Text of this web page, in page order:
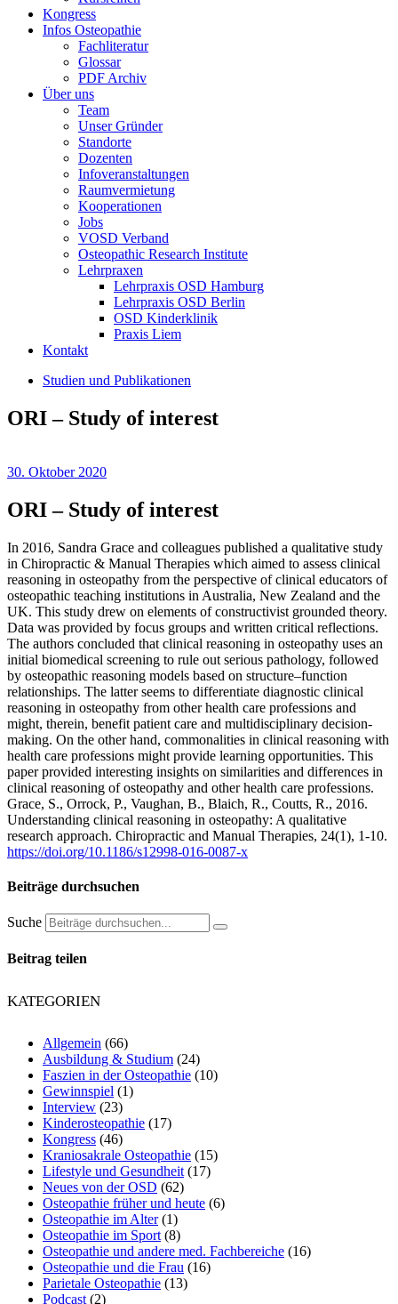
Kongress
Infos Osteopathie
Fachliteratur
Glossar
PDF Archiv
Über uns
Team
Unser Gründer
Standorte
Dozenten
Infoveranstaltungen
Raumvermietung
Kooperationen
Jobs
VOSD Verband
Osteopathic Research Institute
Lehrpraxen
Lehrpraxis OSD Hamburg
Lehrpraxis OSD Berlin
OSD Kinderklinik
Praxis Liem
Kontakt
Studien und Publikationen
ORI – Study of interest
30. Oktober 2020
ORI – Study of interest
In 2016, Sandra Grace and colleagues published a qualitative study
in Chiropractic & Manual Therapies which aimed to assess clinical
reasoning in osteopathy from the perspective of clinical educators of
osteopathic teaching institutions in Australia, New Zealand and the
UK. This study drew on elements of constructivist grounded theory.
Data was provided by focus groups and written critical reflections.
The authors concluded that clinical reasoning in osteopathy uses an
initial biomedical screening to rule out serious pathology, followed
by osteopathic reasoning models based on structure–function
relationships. The latter seems to differentiate diagnostic clinical
reasoning in osteopathy from other health care professions and
might, therein, benefit patient care and multidisciplinary decision-
making. On the other hand, commonalities in clinical reasoning with
health care professions might provide learning opportunities. This
paper provided interesting insights on similarities and differences in
clinical reasoning of osteopathy and other health care professions.
Grace, S., Orrock, P., Vaughan, B., Blaich, R., Coutts, R., 2016.
Understanding clinical reasoning in osteopathy: A qualitative
research approach. Chiropractic and Manual Therapies, 24(1), 1-10.
https://doi.org/10.1186/s12998-016-0087-x
Beiträge durchsuchen
Suche
Beitrag teilen
KATEGORIEN
Allgemein (66)
Ausbildung & Studium (24)
Faszien in der Osteopathie (10)
Gewinnspiel (1)
Interview (23)
Kinderosteopathie (17)
Kongress (46)
Kraniosakrale Osteopathie (15)
Lifestyle und Gesundheit (17)
Neues von der OSD (62)
Osteopathie früher und heute (6)
Osteopathie im Alter(1)
Osteopathie im Sport (8)
Osteopathie und andere med. Fachbereiche (16)
Osteopathie und die Frau (16)
Parietale Osteopathie (13)
Podcast (2)